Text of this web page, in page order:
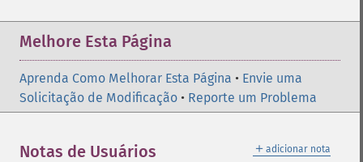
Melhore Esta Página
Aprenda Como Melhorar Esta Página • Envie uma
Solicitação de Modificação • Reporte um Problema
＋ adicionar nota
Notas de Usuários